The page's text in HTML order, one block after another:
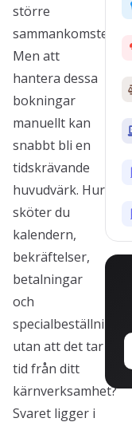
större
sammankomster.
Men att
hantera dessa
bokningar
manuellt kan
snabbt bli en
tidskrävande
huvudvärk. Hur
sköter du
kalendern,
bekräftelser,
betalningar
och
specialbeställningar
utan att det tar
tid från ditt
kärnverksamhet?
Svaret ligger i